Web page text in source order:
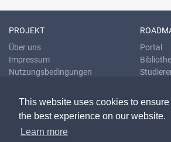
This website uses cookies to
the best experience on our website.
Learn more
PROJEKT
Über uns
Impressum
Nutzungsbedingungen
Portal
KONTAKT & HILFE
E-Mail